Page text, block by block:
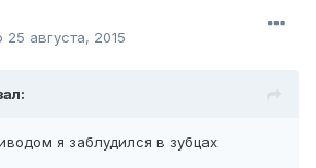
25 августа, 2015
я заблудился в зубцах